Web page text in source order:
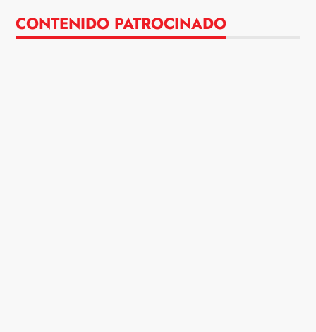
CONTENIDO PATROCINADO